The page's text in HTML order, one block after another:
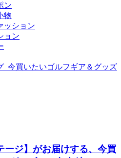
ン
物
ッション
ョン
ージ】がお届けする、今買